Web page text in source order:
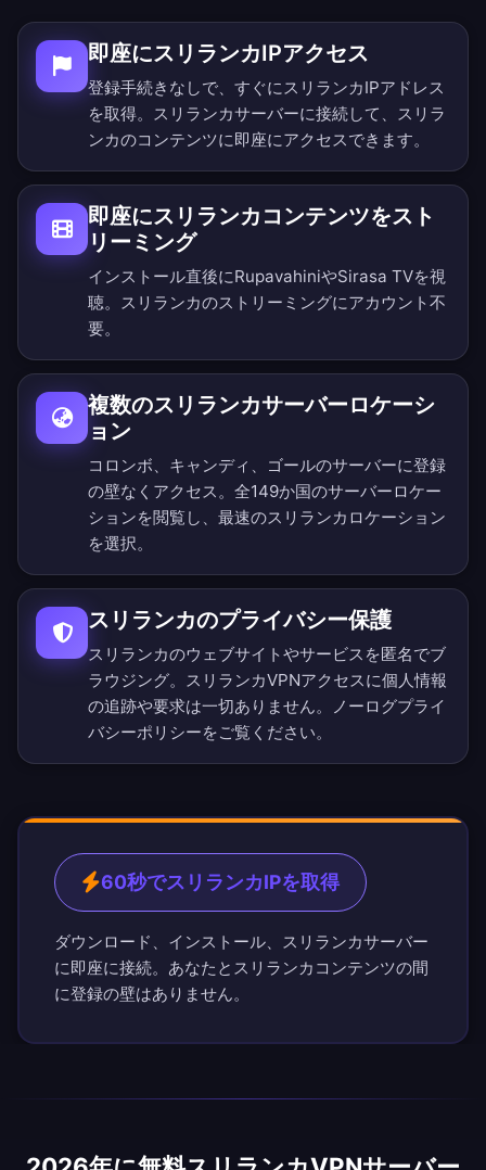
即座にスリランカIPアクセス
登録手続きなしで、すぐにスリランカIPアドレス
を取得。スリランカサーバーに接続して、スリラ
ンカのコンテンツに即座にアクセスできます。
即座にスリランカコンテンツをスト
リーミング
インストール直後にRupavahiniやSirasa TVを視
聴。スリランカのストリーミングにアカウント不
要。
複数のスリランカサーバーロケーシ
ョン
コロンボ、キャンディ、ゴールのサーバーに登録
の壁なくアクセス。 全149か国のサーバーロケー
ションを閲覧し、最速のスリランカロケーション
を選択。
スリランカのプライバシー保護
スリランカのウェブサイトやサービスを匿名でブ
ラウジング。スリランカVPNアクセスに個人情報
の追跡や要求は一切ありません。
ノーログプライ
バシーポリシーをご覧ください。
60秒でスリランカIPを取得
ダウンロード、インストール、スリランカサーバー
に即座に接続。あなたとスリランカコンテンツの間
に登録の壁はありません。